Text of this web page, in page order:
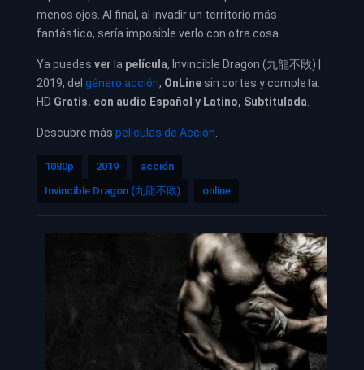
menos ojos. Al final, al invadir un territorio más
fantástico, sería imposible verlo con otra cosa..
Ya puedes ver la película, Invincible Dragon (九龍不敗) |
2019, del género acción, OnLine sin cortes y completa.
HD Gratis. con audio Español y Latino, Subtitulada.
Descubre más películas de Acción.
1080p 2019
acción
Invincible Dragon (九龍不敗)
online